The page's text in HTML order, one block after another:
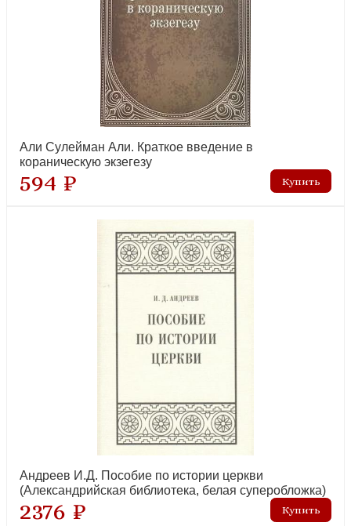
Али Сулейман Али. Краткое введение в
кораническую экзегезу
594 ₽
Андреев И.Д. Пособие по истории церкви
(Александрийская библиотека, белая суперобложка)
2376 ₽